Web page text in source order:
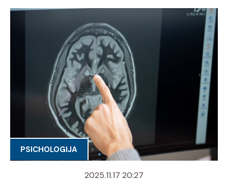
PSICHOLOGIJA
2025.11.17 20:27